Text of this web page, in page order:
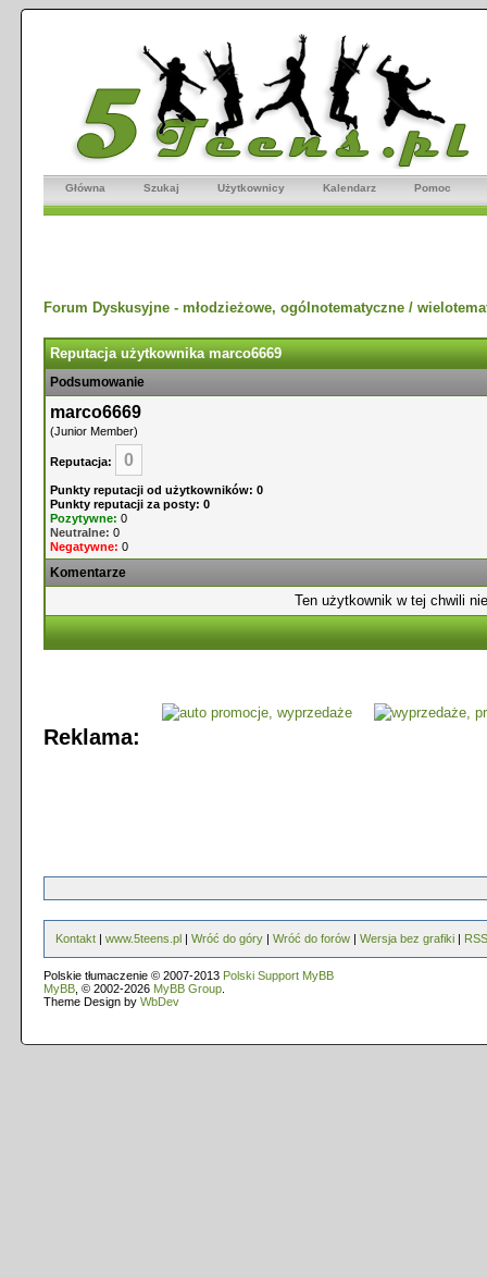
Główna Szukaj Użytkownicy Kalendarz Pomoc
Forum Dyskusyjne - młodzieżowe, ogólnotematyczne /
Reputacja użytkownika marco6669
Podsumowanie
marco6669
(Junior Member)
Reputacja: 0
Punkty reputacji od użytkowników: 0
Punkty reputacji za posty: 0
Pozytywne: 0
Neutralne: 0
Negatywne: 0
Komentarze
Ten użytkownik w tej chwili
Reklama:
Kontakt | www.5teens.pl | Wróć do góry | Wróć do forów | Wersja bez grafiki | RSS
Polskie tłumaczenie © 2007-2013 Polski Support MyBB
MyBB , © 2002-2026 MyBB Group
Theme Design by WbDev